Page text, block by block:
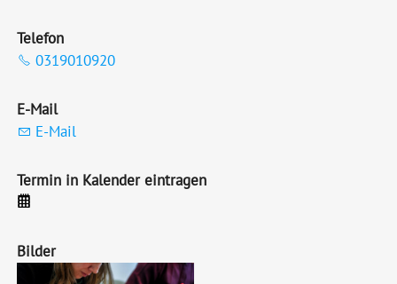
Telefon
0319010920
E-Mail
E-Mail
Termin in Kalender eintragen
Bilder